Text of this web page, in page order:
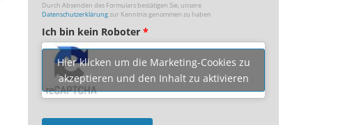
Durch Absenden des Formulars bestätigen Sie, unsere
Datenschutzerklärungzur Kenntnis genommen zu haben
Ich bin kein Roboter *
Hier klicken um die Marketing-Cookies zu
akzeptieren und den Inhalt zu aktivieren